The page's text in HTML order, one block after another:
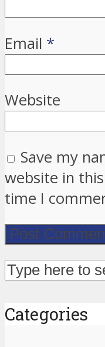
Email *
Website
Save my
website in
time I
Categories